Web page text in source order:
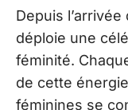
Depuis l’arrivée
déploie une
féminité.
de cette
féminines se